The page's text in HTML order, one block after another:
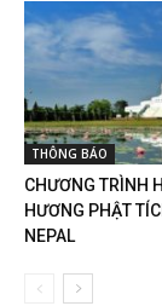
THÔNG BÁO
CHƯƠNG TRÌNH
HƯƠNG PHẬT
NEPAL